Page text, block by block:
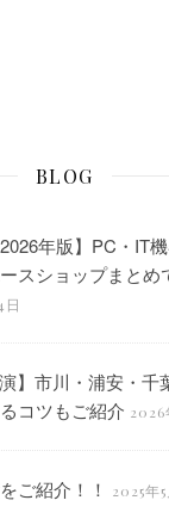
BLOG
年版】PC・IT
スショップまとめ
日
】市川・浦安・千
コツもご紹介 2026
ご紹介！！ 2025年